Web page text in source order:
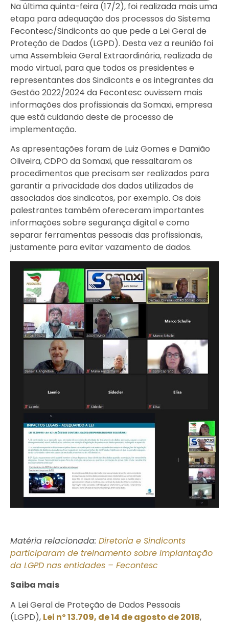
Na última quinta-feira (17/2), foi realizada mais uma
etapa para adequação dos processos do Sistema
Fecontesc/Sindiconts ao que pede a Lei Geral de
Proteção de Dados (LGPD). Desta vez a reunião foi
uma Assembleia Geral Extraordinária, realizada de
modo virtual, para que todos os presidentes e
representantes dos Sindiconts e os integrantes da
Gestão 2022/2024 da Fecontesc ouvissem mais
informações dos profissionais da Somaxi, empresa
que está cuidando deste de processo de
implementação.
As apresentações foram de Luiz Gomes e Damião
Oliveira, CDPO da Somaxi, que ressaltaram os
procedimentos que precisam ser realizados para
garantir a privacidade dos dados utilizados de
associados dos sindicatos, por exemplo. Os dois
palestrantes também ofereceram importantes
informações sobre segurança digital e como
separar ferramentas pessoais das profissionais,
justamente para evitar vazamento de dados.
Matéria relacionada: Diretoria e Sindiconts
participaram de treinamento sobre implantação
da LGPD nas entidades – Fecontesc
Saiba mais
A Lei Geral de Proteção de Dados Pessoais
(LGPD), Lei nº 13.709, de 14 de agosto de 2018,